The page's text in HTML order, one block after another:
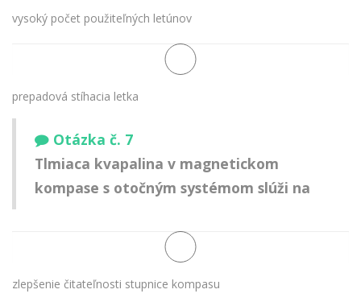
vysoký počet použiteľných letúnov
prepadová stíhacia letka
Otázka č. 7
Tlmiaca kvapalina v magnetickom
kompase s otočným systémom slúži na
zlepšenie čitateľnosti stupnice kompasu